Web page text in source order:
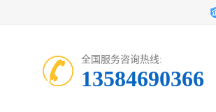
全国服务咨询热线:
13584690366